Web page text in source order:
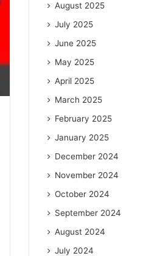
August 2025
July 2025
June 2025
May 2025
April 2025
March 2025
February 2025
January 2025
December 2024
November 2024
October 2024
September 2024
August 2024
July 2024